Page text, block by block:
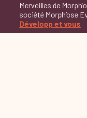
Merveilles de
société Morph’ose
Développ et vous